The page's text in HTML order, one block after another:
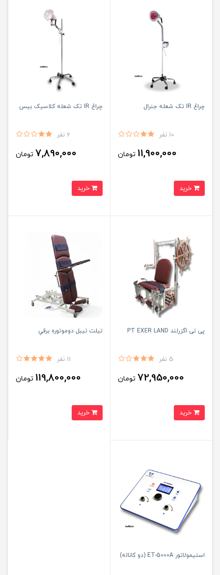
چراغ IR تک شعله جنرال
10 نفر
11,900,000 تومان
چراغ IR تک شعله کلاسیک بیس
6 نفر
7,890,000 تومان
پی تی اگزرلند PT EXER LAND
5 نفر
72,950,000 تومان
تیلت تیبل دوموتوره برقي
11 نفر
119,800,000 تومان
استیمولاتور ET-5000A (دو کاناله)